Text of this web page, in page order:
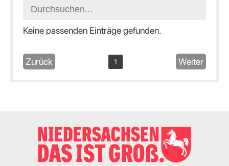
Keine passenden Einträge gefunden.
Zurück 1 Weiter